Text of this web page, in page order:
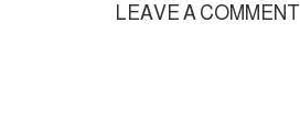
LEAVE A COMMENT